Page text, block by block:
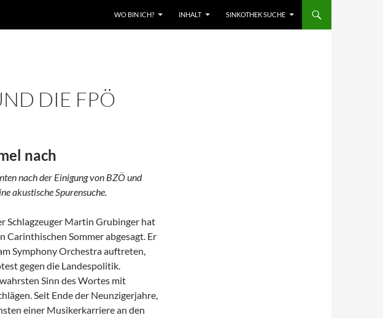
WO BIN ICH? INHALT SINKOTHEK SUCHE
DIE FPÖ
nach
nach der Einigung von BZÖ und
akustische Spurensuche.
Schlagzeuger Martin Grubinger hat
Sommer abgesagt. Er
Symphony Orchestra auftreten,
gegen die Landespolitik.
Sinn des Wortes mit
Seit Ende der Neunzigerjahre,
einer Musikerkarriere an den